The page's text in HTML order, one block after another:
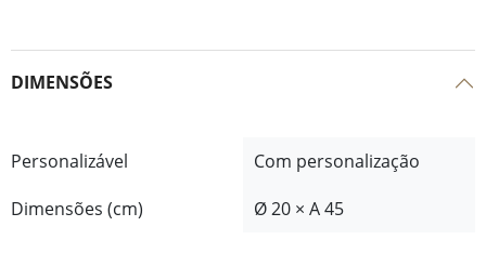
DIMENSÕES
Personalizável
Com personalização
Dimensões (cm)
Ø 20 × A 45